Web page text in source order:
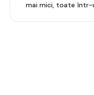
mai mici, toate într-